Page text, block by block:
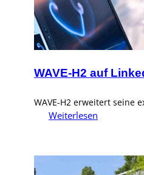
WAVE-H2 auf
WAVE-H2 erweitert seine
Weiterlesen
auf
LinkedIn!